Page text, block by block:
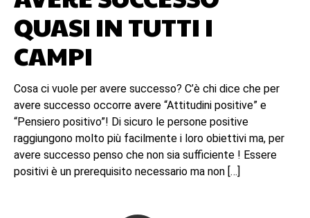
QUASI IN TUTTI I
CAMPI
Cosa ci vuole per avere successo? C’è chi dice che per
avere successo occorre avere “Attitudini positive” e
“Pensiero positivo”! Di sicuro le persone positive
raggiungono molto più facilmente i loro obiettivi ma, per
avere successo penso che non sia sufficiente ! Essere
positivi è un prerequisito necessario ma non […]